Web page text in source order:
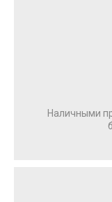
Наличными